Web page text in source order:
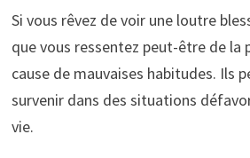
Si vous rêvez de voir une loutre
que vous ressentez peut-être de la
cause de mauvaises habitudes. Ils
survenir dans des situations
vie.